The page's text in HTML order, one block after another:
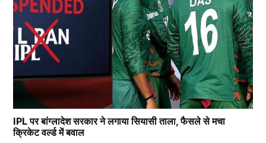
IPL पर बांग्लादेश सरकार ने लगाया सियासी ताला, फैसले से मचा
क्रिकेट वर्ल्ड में बवाल